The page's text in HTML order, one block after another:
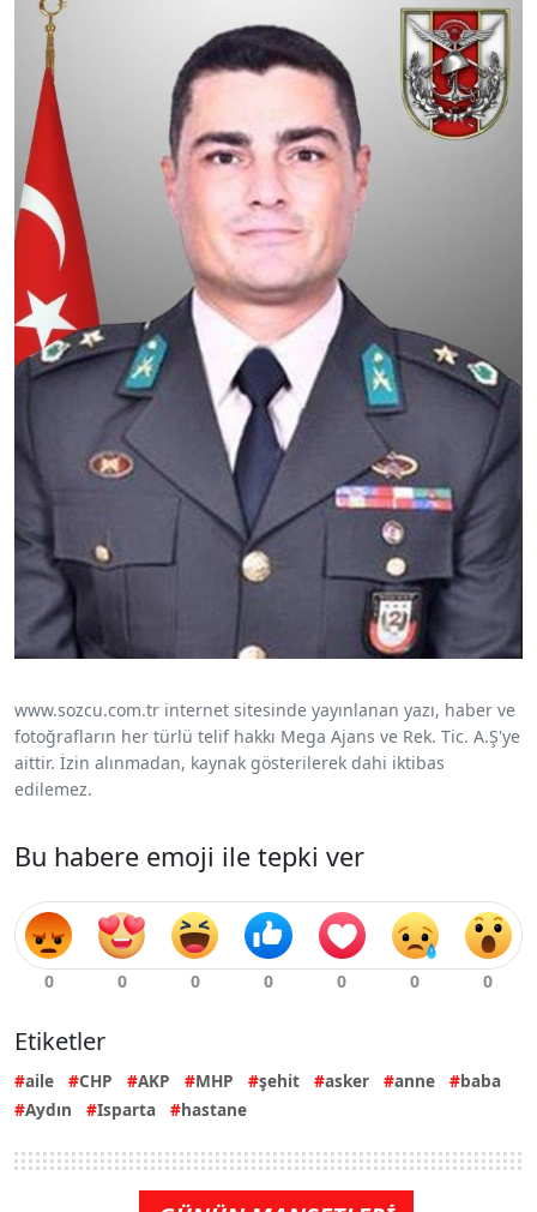
www.sozcu.com.tr internet sitesinde yayınlanan yazı, haber ve
fotoğrafların her türlü telif hakkı Mega Ajans ve Rek. Tic. A.Ş'ye
aittir. İzin alınmadan, kaynak gösterilerek dahi iktibas
edilemez.
Bu habere emoji ile tepki ver
Etiketler
aile CHP AKP MHP şehit asker anne
baba
Aydın
Isparta hastane